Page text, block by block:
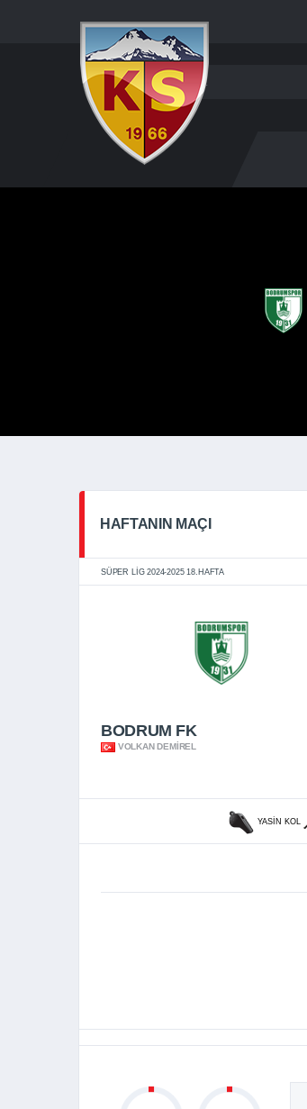
HAFTANIN MAÇI
SÜPER LIG 2024-2025 18.HAFTA
BODRUM FK
VOLKAN DEMIREL
YASIN KOL